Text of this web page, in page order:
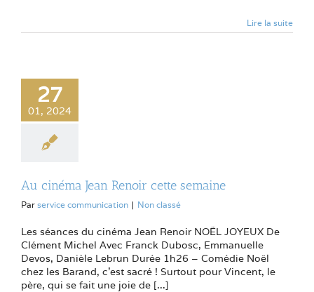
Lire la suite
27
01, 2024
Au cinéma Jean Renoir cette semaine
Par service communication | Non classé
Les séances du cinéma Jean Renoir NOËL JOYEUX De
Clément Michel Avec Franck Dubosc, Emmanuelle
Devos, Danièle Lebrun Durée 1h26 – Comédie Noël
chez les Barand, c’est sacré ! Surtout pour Vincent, le
père, qui se fait une joie de [...]